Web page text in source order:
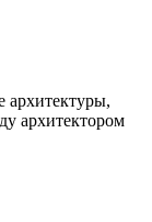
архитектуры,
архитектором